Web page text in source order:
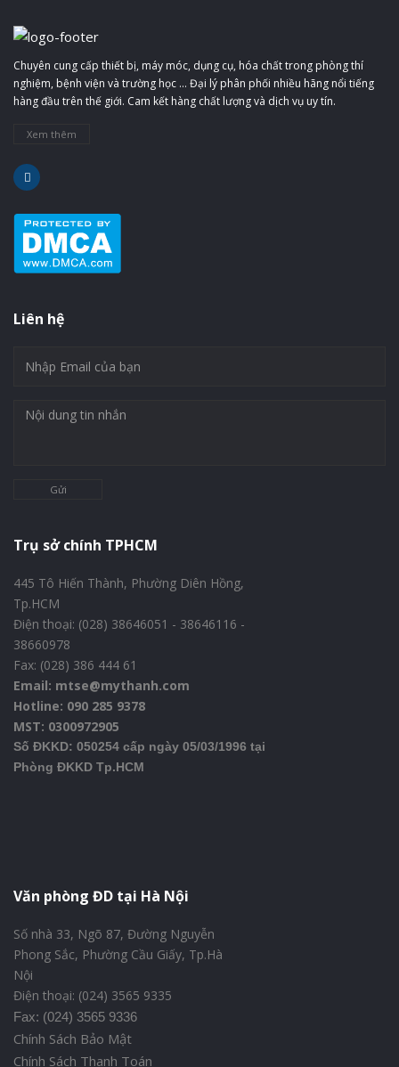
Chuyên cung cấp thiết bị, máy móc, dụng cụ, hóa chất trong phòng thí
nghiệm, bệnh viện và trường học ... Đại lý phân phối nhiều hãng nổi tiếng
hàng đầu trên thế giới. Cam kết hàng chất lượng và dịch vụ uy tín.
Xem thêm
Liên hệ
Gửi
Trụ sở chính TPHCM
445 Tô Hiến Thành, Phường Diên Hồng,
Tp.HCM
Điện thoại: (028) 38646051 - 38646116 -
38660978
Fax: (028) 386 444 61
Email: mtse@mythanh.com
Hotline: 090 285 9378
MST: 0300972905
Số ĐKKD: 050254 cấp ngày 05/03/1996 tại
Phòng ĐKKD Tp.HCM
Văn phòng ĐD tại Hà Nội
Số nhà 33, Ngõ 87, Đường Nguyễn
Phong Sắc, Phường Cầu Giấy, Tp.Hà
Nội
Điện thoại: (024) 3565 9335
Fax: (024) 3565 9336
Chính Sách Bảo Mật
Chính Sách Thanh Toán